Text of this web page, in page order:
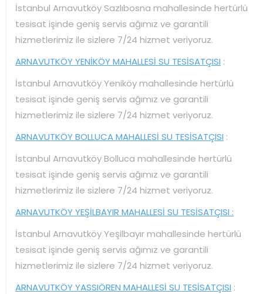
İstanbul Arnavutköy Sazlıbosna mahallesinde hertürlü
tesisat işinde geniş servis ağımız ve garantili
hizmetlerimiz ile sizlere 7/24 hizmet veriyoruz.
ARNAVUTKÖY YENİKÖY MAHALLESİ SU TESİSATÇISI :
İstanbul Arnavutköy Yeniköy mahallesinde hertürlü
tesisat işinde geniş servis ağımız ve garantili
hizmetlerimiz ile sizlere 7/24 hizmet veriyoruz.
ARNAVUTKÖY BOLLUCA MAHALLESİ SU TESİSATÇISI :
İstanbul Arnavutköy Bolluca mahallesinde hertürlü
tesisat işinde geniş servis ağımız ve garantili
hizmetlerimiz ile sizlere 7/24 hizmet veriyoruz.
ARNAVUTKÖY YEŞİLBAYIR MAHALLESİ SU TESİSATÇISI :
İstanbul Arnavutköy Yeşilbayır mahallesinde hertürlü
tesisat işinde geniş servis ağımız ve garantili
hizmetlerimiz ile sizlere 7/24 hizmet veriyoruz.
ARNAVUTKÖY YASSIÖREN MAHALLESİ SU TESİSATÇISI :